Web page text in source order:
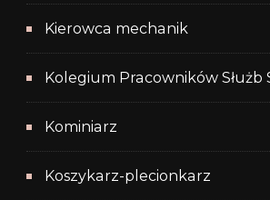
Kierowca mechanik
Kolegium Pracowników Służb
Kominiarz
Koszykarz-plecionkarz